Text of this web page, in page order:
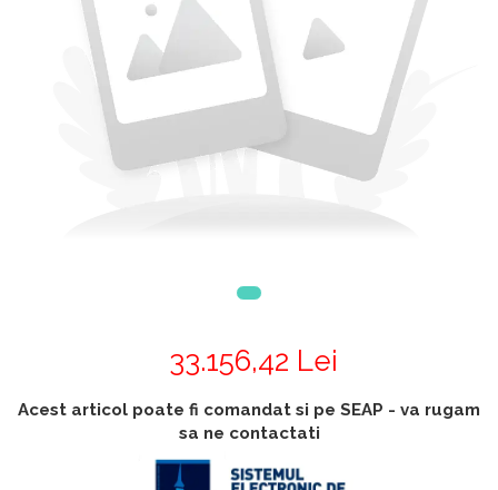
Aparate de respirat autonome
Accesorii generatoare
Camere Termice
Accesorii pentru camere de
Accesorii De Trecere A Apei Si
Diverse Dispozitive De
Pulberi De Stingere
33.156,42 Lei
Acest articol poate fi comandat si pe SEAP - va rugam
sa ne contactati